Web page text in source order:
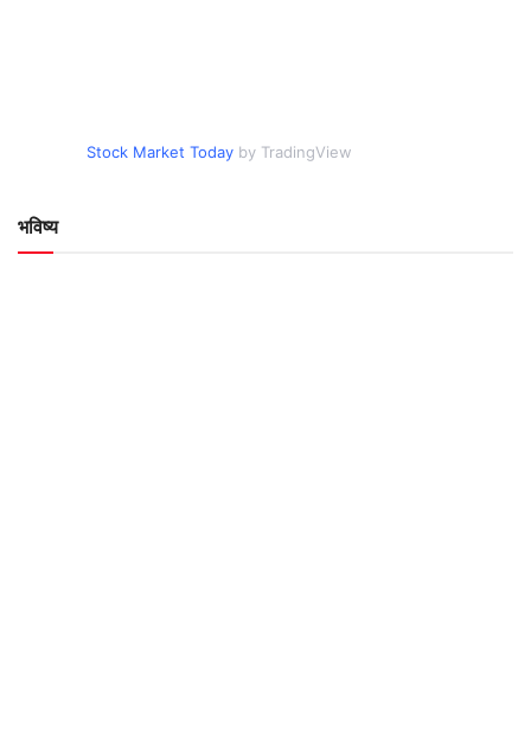
Stock Market Today by TradingView
भविष्य